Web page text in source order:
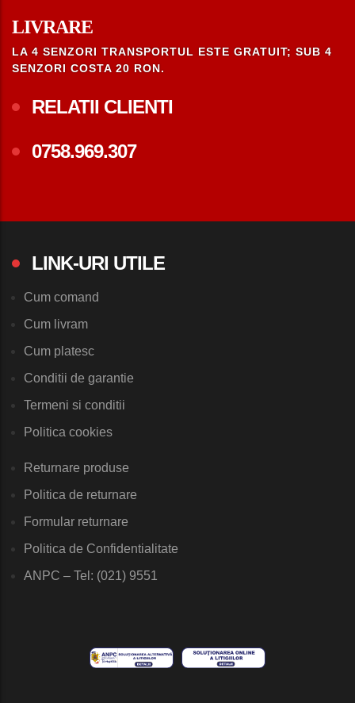
LIVRARE
LA 4 SENZORI TRANSPORTUL ESTE GRATUIT; SUB 4
SENZORI COSTA 20 RON.
RELATII CLIENTI
0758.969.307
LINK-URI UTILE
Cum comand
Cum livram
Cum platesc
Conditii de garantie
Termeni si conditii
Politica cookies
Returnare produse
Politica de returnare
Formular returnare
Politica de Confidentialitate
ANPC – Tel: (021) 9551